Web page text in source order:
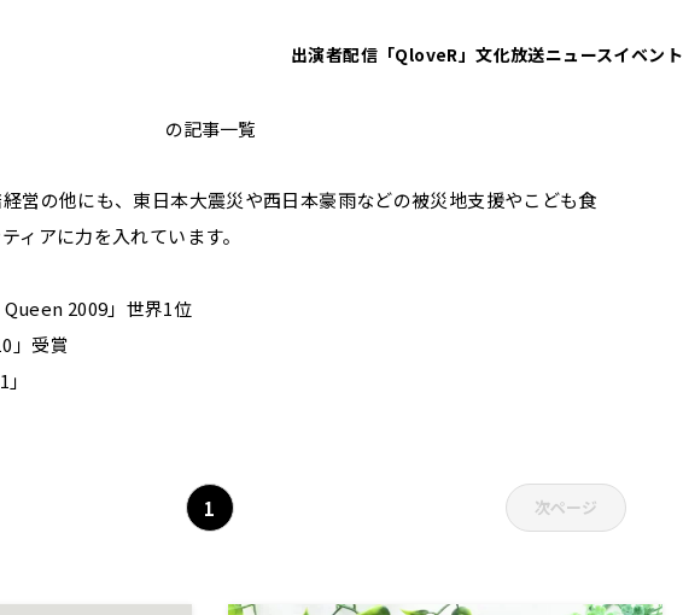
出演者配信「QloveR」文化放送ニュースイベント
の記事一覧
営の他にも、東日本大震災や西日本豪雨などの被災地支援やこども食
ィアに力を入れています。
2009」世界1位
」受賞
1 次ページ